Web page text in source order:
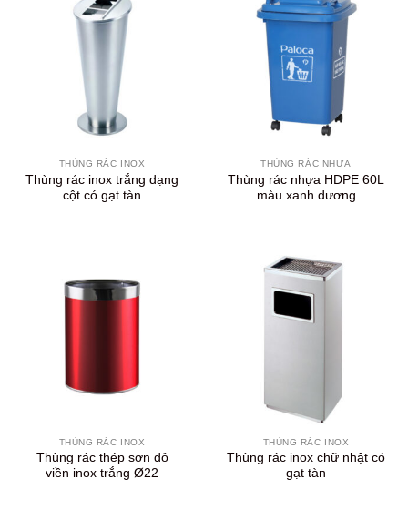
THÙNG RÁC INOX
Thùng rác inox trắng dạng
cột có gạt tàn
THÙNG RÁC NHỰA
Thùng rác nhựa HDPE 60L
màu xanh dương
THÙNG RÁC INOX
Thùng rác thép sơn đỏ
viền inox trắng Ø22
THÙNG RÁC INOX
Thùng rác inox chữ nhật có
gạt tàn